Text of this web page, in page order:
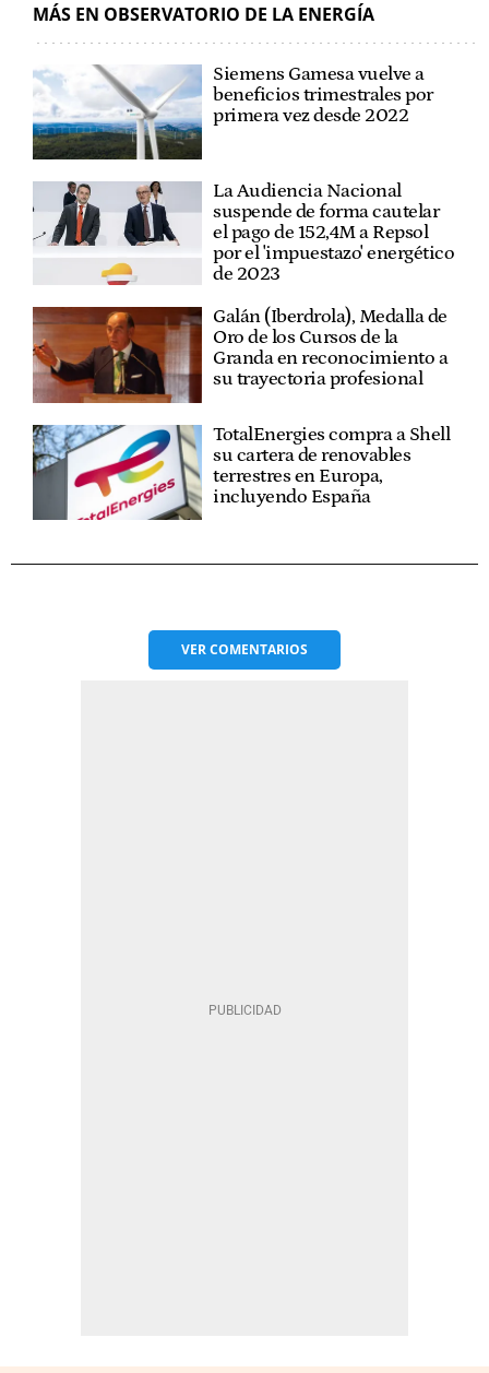
MÁS EN OBSERVATORIO DE LA ENERGÍA
Siemens Gamesa vuelve a
beneficios trimestrales por
primera vez desde 2022
La Audiencia Nacional
suspende de forma cautelar
el pago de 152,4M a Repsol
por el 'impuestazo' energético
de 2023
Galán (Iberdrola), Medalla de
Oro de los Cursos de la
Granda en reconocimiento a
su trayectoria profesional
TotalEnergies compra a Shell
su cartera de renovables
terrestres en Europa,
incluyendo España
VERCOMENTARIOS